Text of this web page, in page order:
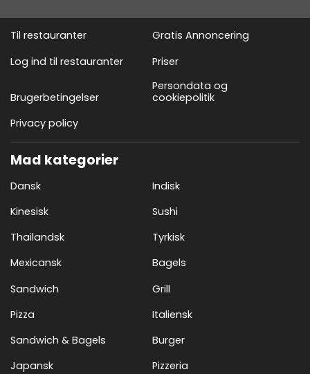
Til restauranter
Gratis Annoncering
Log ind til restauranter
Priser
Brugerbetingelser
Persondata og
cookiepolitik
Privacy policy
Mad kategorier
Dansk
Indisk
Kinesisk
Sushi
Thailandsk
Tyrkisk
Mexicansk
Bagels
Sandwich
Grill
Pizza
Italiensk
Sandwich & Bagels
Burger
Japansk
Pizzeria